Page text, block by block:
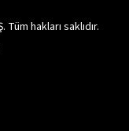
hakları saklıdır.